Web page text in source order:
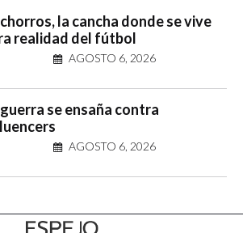
la cancha donde se vive
realidad del fútbol
AGOSTO 6, 2026
se ensaña contra
AGOSTO 6, 2026